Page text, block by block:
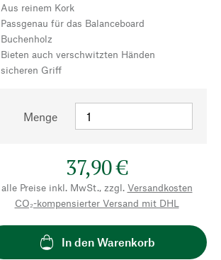
Aus reinem Kork
Passgenau für das Balanceboard
Buchenholz
Bieten auch verschwitzten Händen
sicheren Griff
Menge
37,90 €
alle Preise inkl. MwSt., zzgl. Versandkosten
CO₂-kompensierter Versand mit DHL
In den Warenkorb